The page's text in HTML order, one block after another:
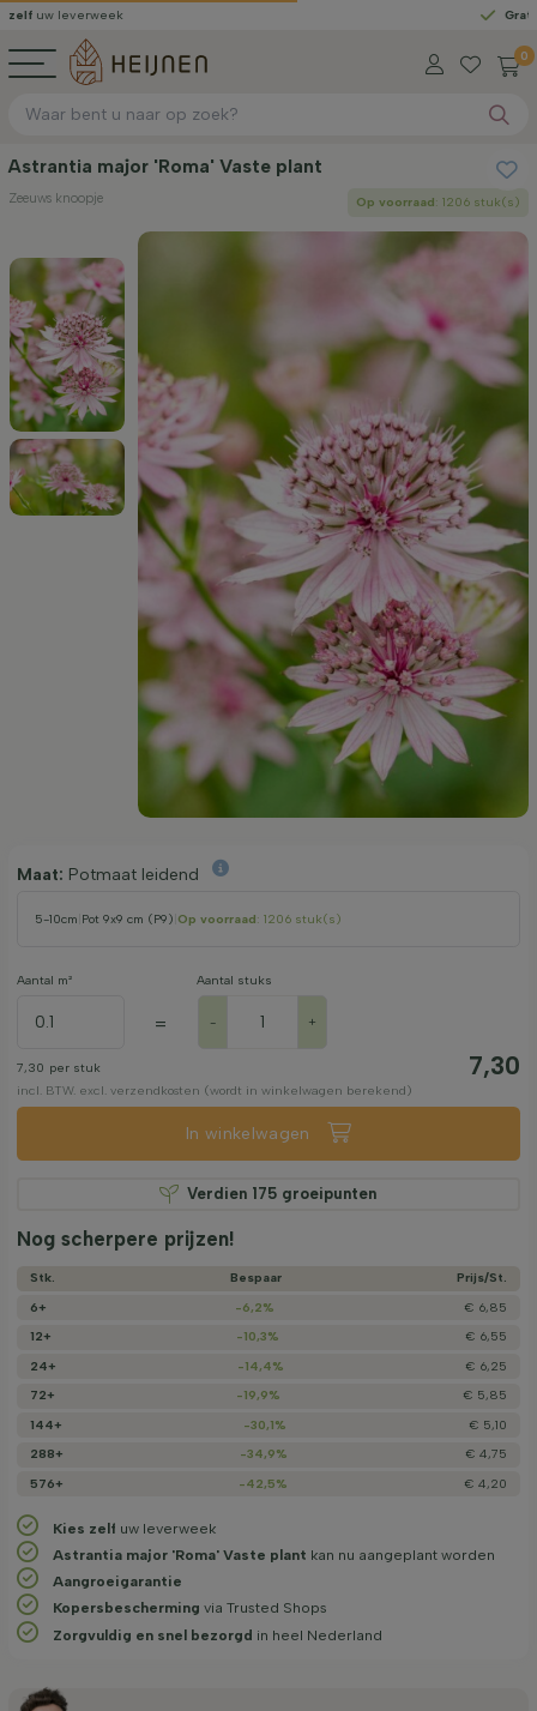
Gratis
0
Astrantia major 'Roma' Vaste plant
Zeeuws knoopje Op voorraad: 1206 stuk(s)
Maat: Potmaat leidend
5-10cm Pot 9x9 cm (P9) Op voorraad: 1206 stuk(s)
Aantal m²
=
Aantal stuks
- +
7,30 per stuk 7,30
incl. BTW. excl. verzendkosten (wordt in winkelwagen berekend)
In winkelwagen
Verdien 175 groeipunten
Nog scherpere prijzen!
Stk. Bespaar
Prijs/­St.
6+
-6,2%
€ 6,85
12+
-10,3%
€ 6,55
24+
-14,4%
€ 6,25
72+
-19,9%
€ 5,85
144+
-30,1%
€ 5,10
288+
-34,9%
€ 4,75
576+
-42,5% € 4,20
Kies zelf uw leverweek
Astrantia major 'Roma' Vaste plant kan nu aangeplant worden
Aangroeigarantie
Kopersbescherming via Trusted Shops
Zorgvuldig en snel bezorgd in heel Nederland